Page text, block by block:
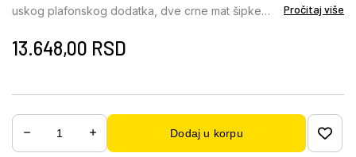
uskog plafonskog dodatka, dve crne mat šipke
nalaze tri E14 grla, svako sa oblikovanim staklenim
uštede energije, preporučujemo LED sijalice.
Pročitaj više
13.648,00 RSD
Dodaj u korpu